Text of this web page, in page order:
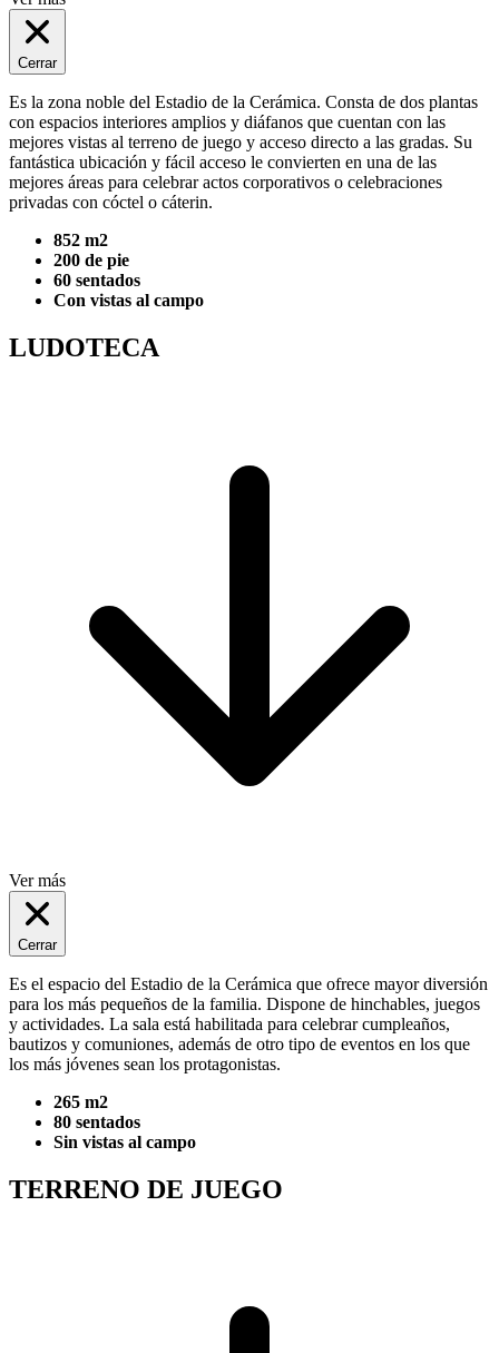
Cerrar
Es la zona noble del Estadio de la Cerámica. Consta de dos plantas
con espacios interiores amplios y diáfanos que cuentan con las
mejores vistas al terreno de juego y acceso directo a las gradas. Su
fantástica ubicación y fácil acceso le convierten en una de las
mejores áreas para celebrar actos corporativos o celebraciones
privadas con cóctel o cáterin.
852 m2
200 de pie
60 sentados
Con vistas al campo
LUDOTECA
Ver más
Cerrar
Es el espacio del Estadio de la Cerámica que ofrece mayor diversión
para los más pequeños de la familia. Dispone de hinchables, juegos
y actividades. La sala está habilitada para celebrar cumpleaños,
bautizos y comuniones, además de otro tipo de eventos en los que
los más jóvenes sean los protagonistas.
265 m2
80 sentados
Sin vistas al campo
TERRENO DE JUEGO